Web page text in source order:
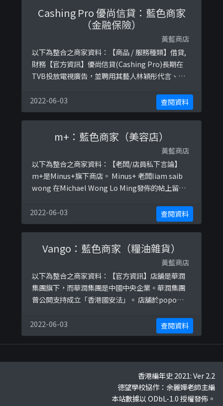
Cashing Pro 優尚信貸：藍色商家
（金融保險）
黃藍商店
以下為整合之商家資料：【商品 / 服務種類】借貸,
財務【官方資訊】優尚信貸(Cashing Pro)長期在
TVB投放電視廣告，並聘用其藝人林穎彤代言、贊
https://ibb.co/w4K9Lg0https://ibb.co/g9V0YxY
2022-06-03 查閱資料
m+：藍色商家（美容店）
黃藍商店
以下為整合之商家資料：【老闆/店員私下言論】
m+是Minus+旗下商店。 Minus+ 老闆liam saib
wong 在Michael Wong Lo Ming發佈的帖上留下
https://fb.com/groups/842956306141338/per
malink/899026513867650https://lih.kg/18938
62
2022-06-03 查閱資料
Vango：藍色商家（糧油雜貨）
黃藍商店
以下為整合之商家資料：【官方資訊】店舖是華潤
集團旗下，而華潤集團是中國中央企業。華潤集團
曾公開支持成立「香港國安法」。 店舖於popo大規
果日報》。資料來源：
https://tw.appledaily.com/international/2020
0829/B4KHYPQSXVG3BNOWUSLFWUT2RA/參
2022-06-03 查閱資料
香港編年史 2021: Ver 2.2
德望學校協作：余麗嬋老師主編
本站數據以 ODbL-1.0 授權發佈。